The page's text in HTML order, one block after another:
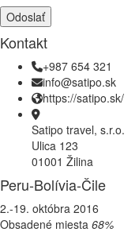
Kontakt
+987 654 321
info@satipo.sk
https://satipo.sk/
Satipo travel, s.r.o.
Ulica 123
01001 Žilina
Peru-Bolívia-Čile
2.-19. októbra 2016
Obsadené miesta 68%